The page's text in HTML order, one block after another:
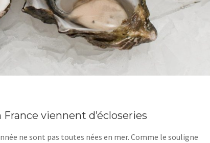
viennent d’écloseries
ne sont pas toutes nées en mer. Comme le souligne